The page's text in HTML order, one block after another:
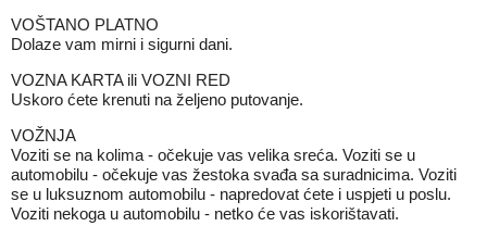
VOŠTANO PLATNO
Dolaze vam mirni i sigurni dani.
VOZNA KARTA ili VOZNI RED
Uskoro ćete krenuti na željeno putovanje.
VOŽNJA
Voziti se na kolima - očekuje vas velika sreća. Voziti se u
automobilu - očekuje vas žestoka svađa sa suradnicima. Voziti
se u luksuznom automobilu - napredovat ćete i uspjeti u poslu.
Voziti nekoga u automobilu - netko će vas iskorištavati.